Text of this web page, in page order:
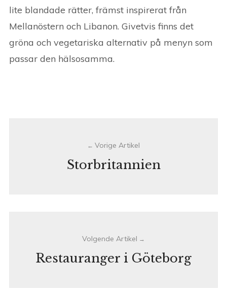
lite blandade rätter, främst inspirerat från
Mellanöstern och Libanon. Givetvis finns det
gröna och vegetariska alternativ på menyn som
passar den hälsosamma.
navigation
Storbritannien
Restauranger i Göteborg